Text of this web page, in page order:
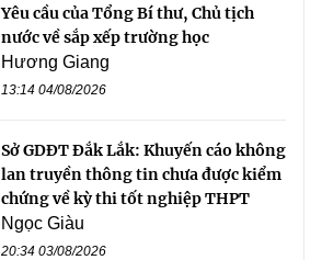
Yêu cầu của Tổng Bí thư, Chủ tịch
nước về sắp xếp trường học
Hương Giang
13:14 04/08/2026
Sở GDĐT Đắk Lắk: Khuyến cáo không
lan truyền thông tin chưa được kiểm
chứng về kỳ thi tốt nghiệp THPT
Ngọc Giàu
20:34 03/08/2026